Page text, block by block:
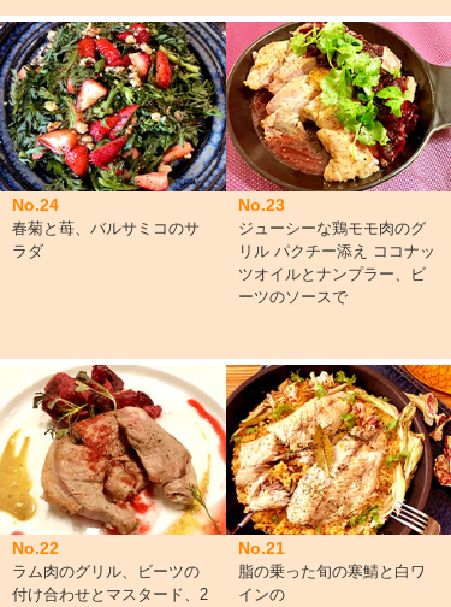
No.24
春菊と苺、バルサミコのサ
ラダ
No.23
ジューシーな鶏モモ肉のグ
リル パクチー添え ココナッ
ツオイルとナンプラー、ビ
ーツのソースで
No.22
ラム肉のグリル、ビーツの
付け合わせとマスタード、2
No.21
脂の乗った旬の寒鯖と白ワ
インの